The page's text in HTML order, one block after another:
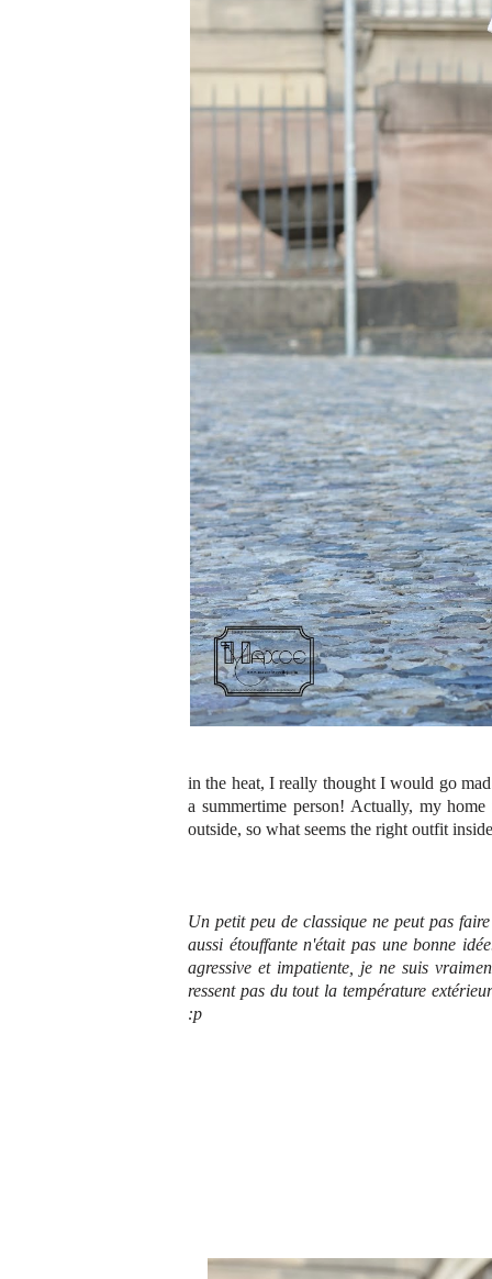
in the heat, I really thought I would go
a summertime person! Actually, my
outside, so what seems the right outfit
Un petit peu de classique ne peut pas
aussi étouffante n'était pas une bonne
agressive et impatiente, je ne suis
ressent pas du tout la température
:p